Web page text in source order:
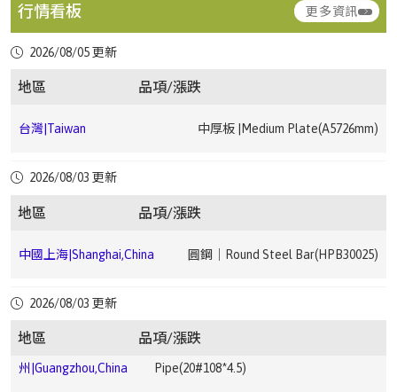
行情看板 更多資訊
2026/08/05 更新
地區 品項/漲跌
台灣|Taiwan 熱軋鋼捲｜HRC(JIS G3131 SPHC1.2 ~ 4.5mm) ▼ 2.68
台灣|Taiwan 冷軋鋼捲｜CRC(JIS G3131 SPCC0.3 ~ 1.5mm)
台灣|Taiwan 中厚板 |Medium Plate(A5726mm)
台灣|Taiwan
灣|Taiwan 50A13000.35*1200 ~ 0.5*1200mm)
台灣|Taiwan 熱浸鍍鋅鋼捲｜HDG(CGI0.276 ~ 0.776mm)
台灣|Taiwan 熱浸鍍鋅鋼捲｜HDG(CGI0.5 ~ 1.2mm)
2026/08/03 更新
地區 品項/漲跌
中國上海|Shanghai,China
中國上海|Shanghai,China 圓鋼｜Round Steel Bar(HPB30025)
中國上
中國上
無縫鋼管｜Seamless Steel
2026/08/03 更新
地區 品項/漲跌
州|Guangzhou,China
4CA0.25*825*C)
中國廣州|Guangzhou,China
州|Guangzhou,China
無縫鋼管｜Seamless Steel
Pipe(20#108*4.5)